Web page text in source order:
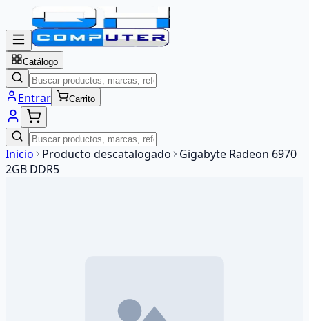
Catálogo
Entrar Carrito
Inicio Producto descatalogado
Gigabyte Radeon 6970
2GB DDR5